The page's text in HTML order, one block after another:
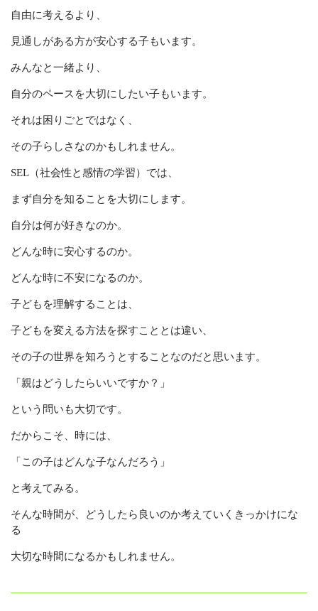
自由に考えるより、
見通しがある方が安心する子もいます。
みんなと一緒より、
自分のペースを大切にしたい子もいます。
それは困りごとではなく、
その子らしさなのかもしれません。
SEL（社会性と感情の学習）では、
まず自分を知ることを大切にします。
自分は何が好きなのか。
どんな時に安心するのか。
どんな時に不安になるのか。
子どもを理解することは、
子どもを変える方法を探すこととは違い、
その子の世界を知ろうとすることなのだと思います。
「親はどうしたらいいですか？」
という問いも大切です。
だからこそ、時には、
「この子はどんな子なんだろう」
と考えてみる。
そんな時間が、どうしたら良いのか考えていくきっかけにな
る
大切な時間になるかもしれません。